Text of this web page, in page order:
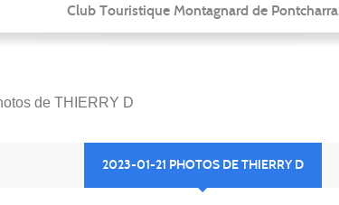
Club Touristique Montagnard de Pontcharra
de THIERRY D
2023-01-21 PHOTOS DE THIERRY D